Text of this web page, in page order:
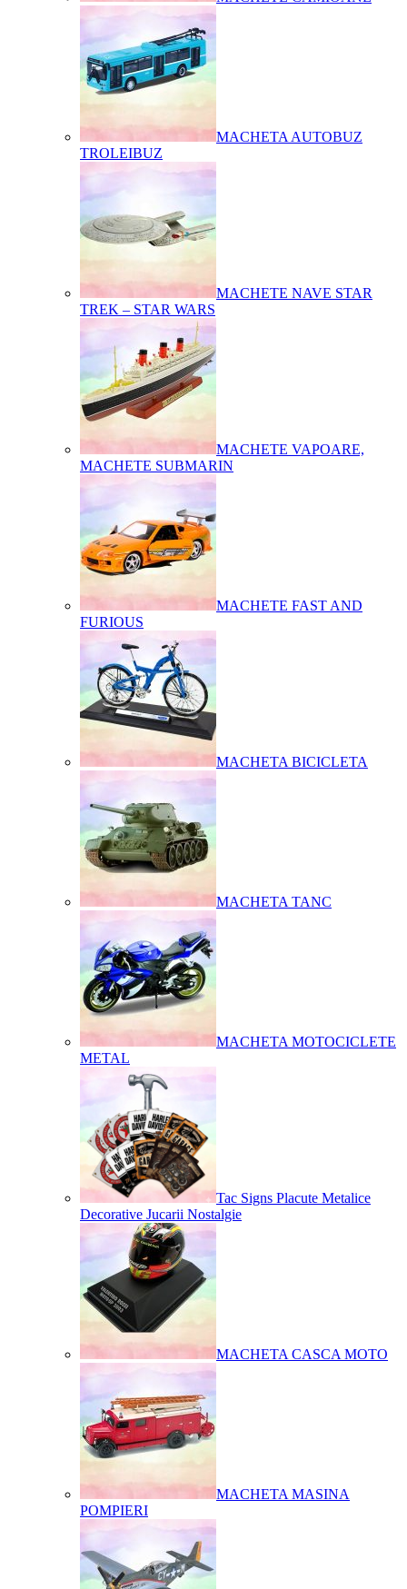
MACHETA AUTOBUZ
TROLEIBUZ
MACHETE NAVE STAR
TREK – STAR WARS
MACHETE VAPOARE,
MACHETE SUBMARIN
MACHETE FAST AND
FURIOUS
MACHETA BICICLETA
MACHETA TANC
MACHETA MOTOCICLETE
METAL
Tac Signs Placute Metalice
Decorative Jucarii Nostalgie
MACHETA CASCA MOTO
MACHETA MASINA
POMPIERI